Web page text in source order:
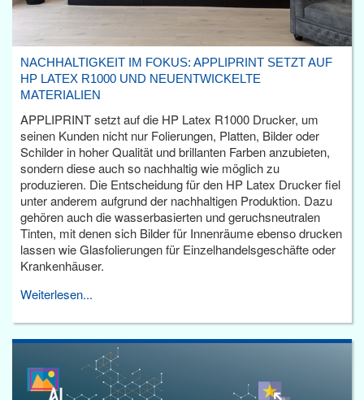
NACHHALTIGKEIT IM FOKUS: APPLIPRINT SETZT AUF
HP LATEX R1000 UND NEUENTWICKELTE
MATERIALIEN
APPLIPRINT setzt auf die HP Latex R1000 Drucker, um
seinen Kunden nicht nur Folierungen, Platten, Bilder oder
Schilder in hoher Qualität und brillanten Farben anzubieten,
sondern diese auch so nachhaltig wie möglich zu
produzieren. Die Entscheidung für den HP Latex Drucker fiel
unter anderem aufgrund der nachhaltigen Produktion. Dazu
gehören auch die wasserbasierten und geruchsneutralen
Tinten, mit denen sich Bilder für Innenräume ebenso drucken
lassen wie Glasfolierungen für Einzelhandelsgeschäfte oder
Krankenhäuser.
Weiterlesen...